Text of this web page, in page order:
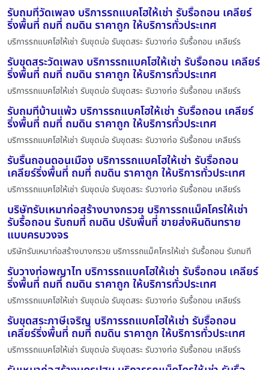
รับถมที่วัดเพลง บริการรถแบคโฮให้เช่า รับรื้อถอน เคลียร์
ริ่งพื้นที่ ถมที่ ถมดิน ราคาถูก ให้บริการทั่วประเทศ
บริการรถแบคโฮให้เช่า รับขุดบ่อ รับขุดสระ รับวางท่อ รับรื้อถอน เคลียร์ร
รับขุดสระวัดเพลง บริการรถแบคโฮให้เช่า รับรื้อถอน เคลียร์
ริ่งพื้นที่ ถมที่ ถมดิน ราคาถูก ให้บริการทั่วประเทศ
บริการรถแบคโฮให้เช่า รับขุดบ่อ รับขุดสระ รับวางท่อ รับรื้อถอน เคลียร์ร
รับถมที่บ้านแพ้ว บริการรถแบคโฮให้เช่า รับรื้อถอน เคลียร์
ริ่งพื้นที่ ถมที่ ถมดิน ราคาถูก ให้บริการทั่วประเทศ
บริการรถแบคโฮให้เช่า รับขุดบ่อ รับขุดสระ รับวางท่อ รับรื้อถอน เคลียร์ร
รับรื้นถอนดอนเมือง บริการรถแบคโฮให้เช่า รับรื้อถอน
เคลียร์ริ่งพื้นที่ ถมที่ ถมดิน ราคาถูก ให้บริการทั่วประเทศ
บริการรถแบคโฮให้เช่า รับขุดบ่อ รับขุดสระ รับวางท่อ รับรื้อถอน เคลียร์ร
บริษัทรับเหมาก่อสร้างบางกรวย บริการรถแม็คโครให้เช่า
รับรื้อถอน รับถมที่ ถมดิน ปรับพื้นที่ ขายส่งหินดินทราย
แบบครบวงจร
บริษัทรับเหมาก่อสร้างบางกรวย บริการรถแม็คโครให้เช่า รับรื้อถอน รับถมที
รับวางท่อพญาไท บริการรถแบคโฮให้เช่า รับรื้อถอน เคลียร์
ริ่งพื้นที่ ถมที่ ถมดิน ราคาถูก ให้บริการทั่วประเทศ
บริการรถแบคโฮให้เช่า รับขุดบ่อ รับขุดสระ รับวางท่อ รับรื้อถอน เคลียร์ร
รับขุดสระภาษีเจริญ บริการรถแบคโฮให้เช่า รับรื้อถอน
เคลียร์ริ่งพื้นที่ ถมที่ ถมดิน ราคาถูก ให้บริการทั่วประเทศ
บริการรถแบคโฮให้เช่า รับขุดบ่อ รับขุดสระ รับวางท่อ รับรื้อถอน เคลียร์ร